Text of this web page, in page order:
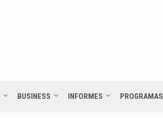
BUSINESS INFORMES PROGRAMAS